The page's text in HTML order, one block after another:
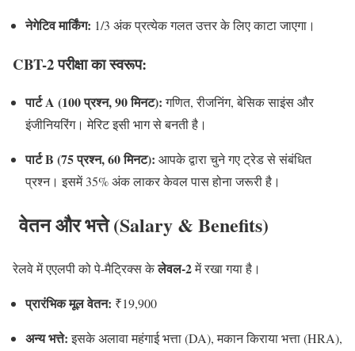
नेगेटिव मार्किंग: 1/3 अंक प्रत्येक गलत उत्तर के लिए काटा जाएगा।
CBT-2 परीक्षा का स्वरूप:
पार्ट A (100 प्रश्न, 90 मिनट):गणित, रीजनिंग, बेसिक साइंस और
इंजीनियरिंग। मेरिट इसी भाग से बनती है।
पार्ट B (75 प्रश्न, 60 मिनट): आपके द्वारा चुने गए ट्रेड से संबंधित
प्रश्न। इसमें 35% अंक लाकर केवल पास होना जरूरी है।
वेतन और भत्ते (Salary & Benefits)
रेलवे में एएलपी को पे-मैट्रिक्स केलेवल-2में रखा गया है।
प्रारंभिक मूल वेतन: ₹19,900
अन्य भत्ते:इसके अलावा महंगाई भत्ता (DA), मकान किराया भत्ता (HRA),